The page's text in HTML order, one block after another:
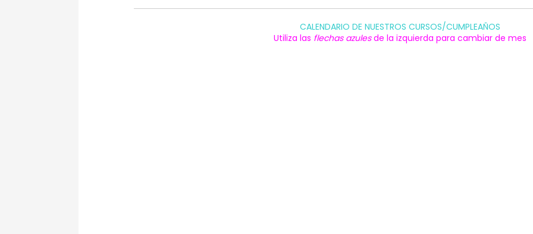
CALENDARIO DE NUESTROS CURSOS/CUMPLEAÑOS
Utiliza las flechas azulesde la izquierda para cambiar de mes